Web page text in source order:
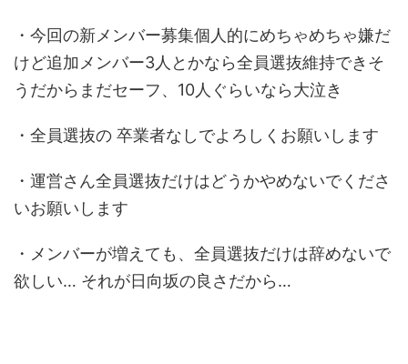
・今回の新メンバー募集個人的にめちゃめちゃ嫌だ
けど追加メンバー3人とかなら全員選抜維持できそ
うだからまだセーフ、10人ぐらいなら大泣き
・全員選抜の 卒業者なしでよろしくお願いします
・運営さん全員選抜だけはどうかやめないでくださ
いお願いします
・メンバーが増えても、全員選抜だけは辞めないで
欲しい… それが日向坂の良さだから…